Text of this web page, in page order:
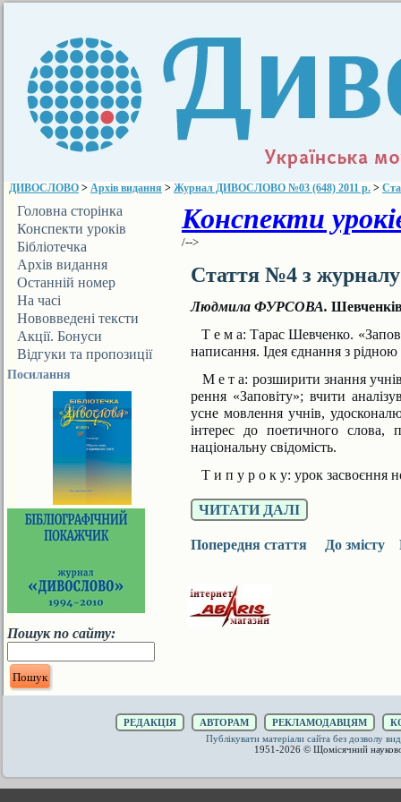
ДИВОСЛОВО > Архів видання > Журнал ДИВОСЛОВО №03 (648) 2011 р. >
Головна сторінка
Конспекти уроків
Бібліотечка
ДИВОСЛОВА
Архів видання
Останній номер
На часі
Нововведені тексти
Акції. Бонуси
Відгуки та пропозиції
Посилання
Пошук по сайту:
Конспекти
/-->
Стаття №4 з
Людмила ФУРСОВА.
Т е м а: Тарас Шевченко.
написання. Ідея єднання з
М е т а: розширити знання
рення «Заповіту»; вчити
усне мов­лення учнів,
інтерес до поетич­ного слова,
національну свідомість.
Т и п у р о к у: урок засвоєння
ЧИТАТИ ДАЛІ
Попередня стаття До змісту
РЕДАКЦІЯ АВТОРАМ РЕКЛАМОДАВЦЯМ
Публікувати матеріали сайта без дозволу
1951-2026 © Щомісячний